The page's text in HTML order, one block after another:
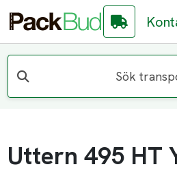
Sök
Uttern 495 HT